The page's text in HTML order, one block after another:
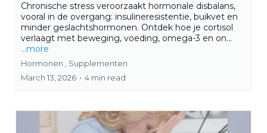
Chronische stress veroorzaakt hormonale disbalans,
vooral in de overgang: insulineresistentie, buikvet en
minder geslachtshormonen. Ontdek hoe je cortisol
verlaagt met beweging, voeding, omega-3 en on...
...more
Hormonen ,
Supplementen
March 13, 2026 • 4 min read